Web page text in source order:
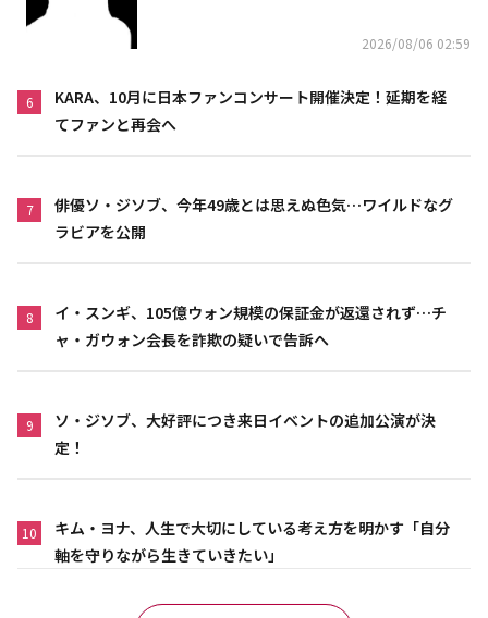
2026/08/06 02:59
6
KARA、10月に日本ファンコンサート開催決定！延期を経
てファンと再会へ
7
俳優ソ・ジソブ、今年49歳とは思えぬ色気…ワイルドなグ
ラビアを公開
8
イ・スンギ、105億ウォン規模の保証金が返還されず…チ
ャ・ガウォン会長を詐欺の疑いで告訴へ
9
ソ・ジソブ、大好評につき来日イベントの追加公演が決
定！
10
キム・ヨナ、人生で大切にしている考え方を明かす「自分
軸を守りながら生きていきたい」